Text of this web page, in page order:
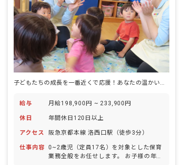
給与 月給198,900円 ~ 233,900円
休日 年間休日120日以上
アクセス 阪急京都本線 洛西口駅（徒歩3分）
仕事内容 0~2歳児（定員17名）を対象とした保育
業務全般をお任せします。 お子様の年齢